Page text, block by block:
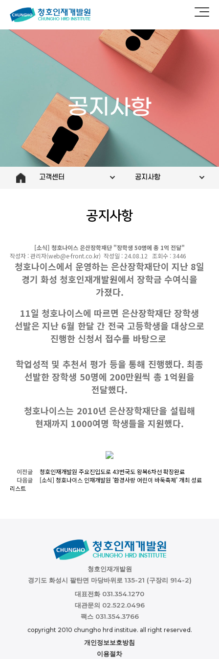
공지사항
고객센터 공지사항
공지사항
[소식] 청호나이스 은산장학재단 "장학생 50명에 총 1억 전달"
작성자 : 관리자(web@e-front.co.kr) 작성일 : 24.08.12 조회수 : 3446
청호나이스에서 운영하는 은산장학재단이 지난 8일
경기 화성 청호인재개발원에서 장학금 수여식을
가졌다.
11일 청호나이스에 따르면 은산장학재단 장학생
선발은 지난 6월 한달 간 전국 고등학생을 대상으로
진행한 신청서 접수를 바탕으로
학업성적 및 추천서 평가 등을 통해 진행했다. 최종
선발한 장학생 50명에 200만원씩 총 1억원을
전달했다.
청호나이스는 2010년 은산장학재단을 설립해
현재까지 1000여명 학생들을 지원했다.
이전글
청호인재개발원 주요진입도로 43번국도 왕복6차선 확장완료
다음글
[소식] 청호나이스 인재개발원 '환경사랑 어린이 바둑축제' 개최 성료
리스트
청호인재개발원
경기도 화성시 팔탄면 마당바위로 135-21 (구장리 914-2)
대표전화 031.354.1270
대관문의 02.522.0496
팩스 031.354.3766
copyright 2010 chungho hrd institue. all right reserved.
개인정보보호방침
이용절차